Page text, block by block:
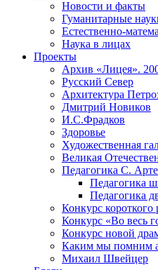
Новости и факты
Гуманитарные
Естественно-
Наука в лицах
Проекты
Архив «Лицея».
Русский Север
Архитектура
Дмитрий Новиков
И.С.Фрадков
Здоровье
Художественная
Великая
Педагогика С.
Педагогика
Педагогика
Конкурс короткого
Конкурс «Во весь
Конкурс новой
Каким мы помним
Михаил Швейцер